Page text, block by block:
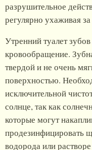
разрушительное
регулярно ухаживая
Утренний туалет
кровообращение.
твердой и не очень
поверхностью.
исключительной
солнце, так как
которые могут
продезинфицировать
водорода или